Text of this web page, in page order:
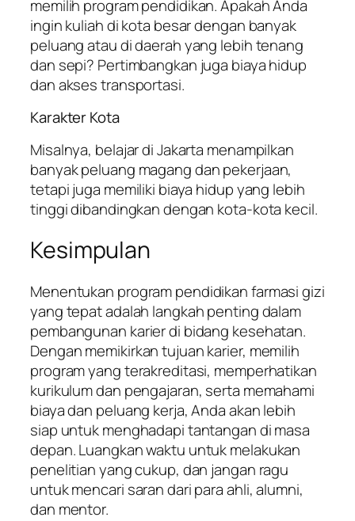
memilih program pendidikan. Apakah Anda
ingin kuliah di kota besar dengan banyak
peluang atau di daerah yang lebih tenang
dan sepi? Pertimbangkan juga biaya hidup
dan akses transportasi.
Karakter Kota
Misalnya, belajar di Jakarta menampilkan
banyak peluang magang dan pekerjaan,
tetapi juga memiliki biaya hidup yang lebih
tinggi dibandingkan dengan kota-kota kecil.
Kesimpulan
Menentukan program pendidikan farmasi gizi
yang tepat adalah langkah penting dalam
pembangunan karier di bidang kesehatan.
Dengan memikirkan tujuan karier, memilih
program yang terakreditasi, memperhatikan
kurikulum dan pengajaran, serta memahami
biaya dan peluang kerja, Anda akan lebih
siap untuk menghadapi tantangan di masa
depan. Luangkan waktu untuk melakukan
penelitian yang cukup, dan jangan ragu
untuk mencari saran dari para ahli, alumni,
dan mentor.